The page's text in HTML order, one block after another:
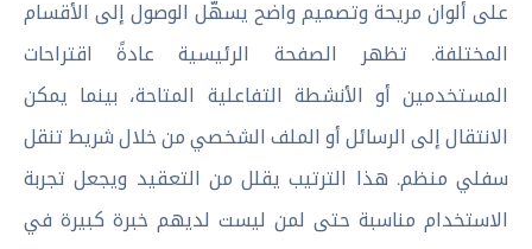
على ألوان مريحة وتصميم واضح يسهّل الوصول إلى الأقسام
المختلفة. تظهر الصفحة الرئيسية عادةً اقتراحات
المستخدمين أو الأنشطة التفاعلية المتاحة، بينما يمكن
الانتقال إلى الرسائل أو الملف الشخصي من خلال شريط تنقل
سفلي منظم. هذا الترتيب يقلل من التعقيد ويجعل تجربة
الاستخدام مناسبة حتى لمن ليست لديهم خبرة كبيرة في